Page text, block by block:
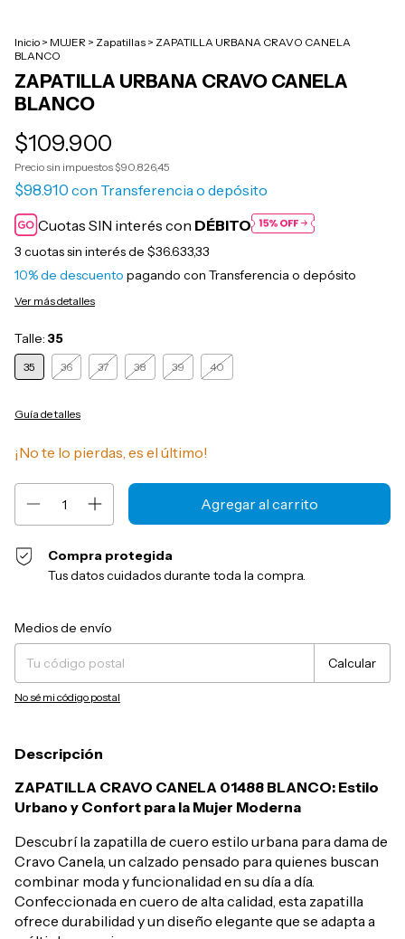
Inicio > MUJER > Zapatillas > ZAPATILLA URBANA CRAVO CANELA
BLANCO
ZAPATILLA URBANA CRAVO CANELA
BLANCO
$109.900
Precio sin impuestos$90.826,45
$98.910 con Transferencia o depósito
Cuotas SIN interés con DÉBITO
3 cuotas sin interés de $36.633,33
10% de descuento pagando con Transferencia o depósito
Ver más detalles
Talle: 35
35 36 37 38 39 40
Guía de talles
¡No te lo pierdas, es el último!
Compra protegida
Tus datos cuidados durante toda la compra.
Entregas para el CP:
Medios de envío
Calcular
No sé mi código postal
Descripción
ZAPATILLA CRAVO CANELA 01488 BLANCO: Estilo
Urbano y Confort para la Mujer Moderna
Descubrí la zapatilla de cuero estilo urbana para dama de
Cravo Canela, un calzado pensado para quienes buscan
combinar moda y funcionalidad en su día a día.
Confeccionada en cuero de alta calidad, esta zapatilla
ofrece durabilidad y un diseño elegante que se adapta a